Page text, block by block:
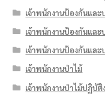
เจ้าพนักงานป้องกันและ
เจ้าพนักงานป้องกันแล
เจ้าพนักงานป้องกันแล
เจ้าพนักงานป่าไม้
เจ้าพนักงานป่าไม้ปฏิบัติ